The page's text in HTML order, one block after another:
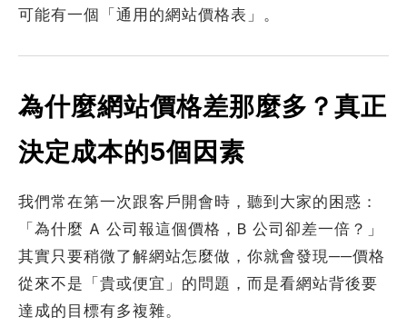
可能有一個「通用的網站價格表」。
為什麼網站價格差那麼多？真正
決定成本的5個因素
我們常在第一次跟客戶開會時，聽到大家的困惑：
「為什麼 A 公司報這個價格，B 公司卻差一倍？」
其實只要稍微了解網站怎麼做，你就會發現──價格
從來不是「貴或便宜」的問題，而是看網站背後要
達成的目標有多複雜。